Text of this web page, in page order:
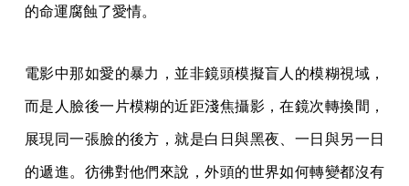
的命運腐蝕了愛情。
電影中那如愛的暴力，並非鏡頭模擬盲人的模糊視域，
而是人臉後一片模糊的近距淺焦攝影，在鏡次轉換間，
展現同一張臉的後方，就是白日與黑夜、一日與另一日
的遞進。彷彿對他們來說，外頭的世界如何轉變都沒有